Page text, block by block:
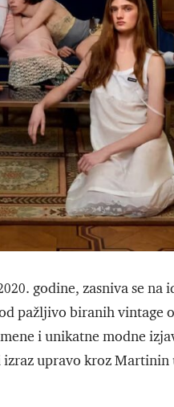
godine, zasniva se
pažljivo biranih
i unikatne modne
upravo kroz Martinin